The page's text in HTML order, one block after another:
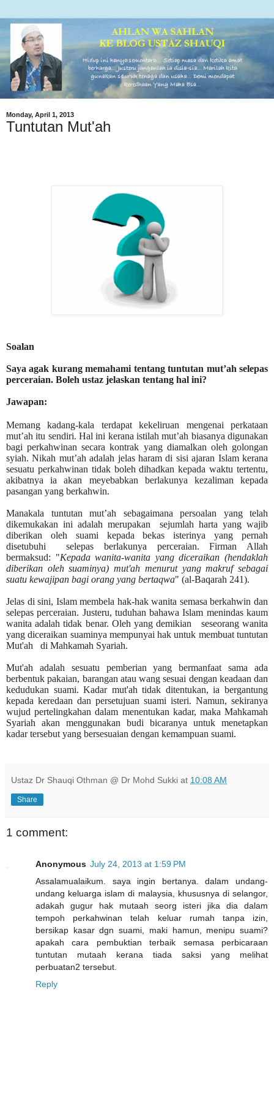
Monday, April 1, 2013
Tuntutan Mut'ah
Soalan
Saya agak kurang memahami tentang tuntutan mut’ah selepas
perceraian. Boleh ustaz jelaskan tentang hal ini?
Jawapan:
Memang kadang-kala terdapat kekeliruan mengenai perkataan
mut’ah itu sendiri. Hal ini kerana istilah mut’ah biasanya digunakan
bagi perkahwinan secara kontrak yang diamalkan oleh golongan
syiah. Nikah mut’ah adalah jelas haram di sisi ajaran Islam kerana
sesuatu perkahwinan tidak boleh dihadkan kepada waktu tertentu,
akibatnya ia akan meyebabkan berlakunya kezaliman kepada
pasangan yang berkahwin.
Manakala tuntutan mut’ah sebagaimana persoalan yang telah
dikemukakan ini adalah merupakan
sejumlah harta yang wajib
diberikan oleh suami kepada bekas isterinya yang pernah
disetubuhi
selepas berlakunya perceraian. Firman Allah
bermaksud: "Kepada wanita-wanita yang diceraikan (hendaklah
diberikan oleh suaminya) mut'ah menurut yang makruf sebagai
suatu kewajipan bagi orang yang bertaqwa" (al-Baqarah 241).
Jelas di sini, Islam membela hak-hak wanita semasa berkahwin dan
selepas perceraian. Justeru, tuduhan bahawa Islam menindas kaum
wanita adalah tidak benar. Oleh yang demikian
seseorang wanita
yang diceraikan suaminya mempunyai hak untuk membuat tuntutan
Mut'ah
di Mahkamah Syariah.
Mut'ah adalah sesuatu pemberian yang bermanfaat sama ada
berbentuk pakaian, barangan atau wang sesuai dengan keadaan dan
kedudukan suami. Kadar mut'ah tidak ditentukan, ia bergantung
kepada keredaan dan persetujuan suami isteri. Namun, sekiranya
wujud pertelingkahan dalam menentukan kadar, maka Mahkamah
Syariah akan menggunakan budi bicaranya untuk menetapkan
kadar tersebut yang bersesuaian dengan kemampuan suami.
Ustaz Dr Shauqi Othman @ Dr Mohd Sukki at 10:08 AM
Share
1 comment:
Anonymous July 24, 2013 at 1:59 PM
Assalamualaikum. saya ingin bertanya. dalam undang-
undang keluarga islam di malaysia, khususnya di selangor,
adakah gugur hak mutaah seorg isteri jika dia dalam
tempoh perkahwinan telah keluar rumah tanpa izin,
bersikap kasar dgn suami, maki hamun, menipu suami?
apakah cara pembuktian terbaik semasa perbicaraan
tuntutan mutaah kerana tiada saksi yang melihat
perbuatan2 tersebut.
Reply